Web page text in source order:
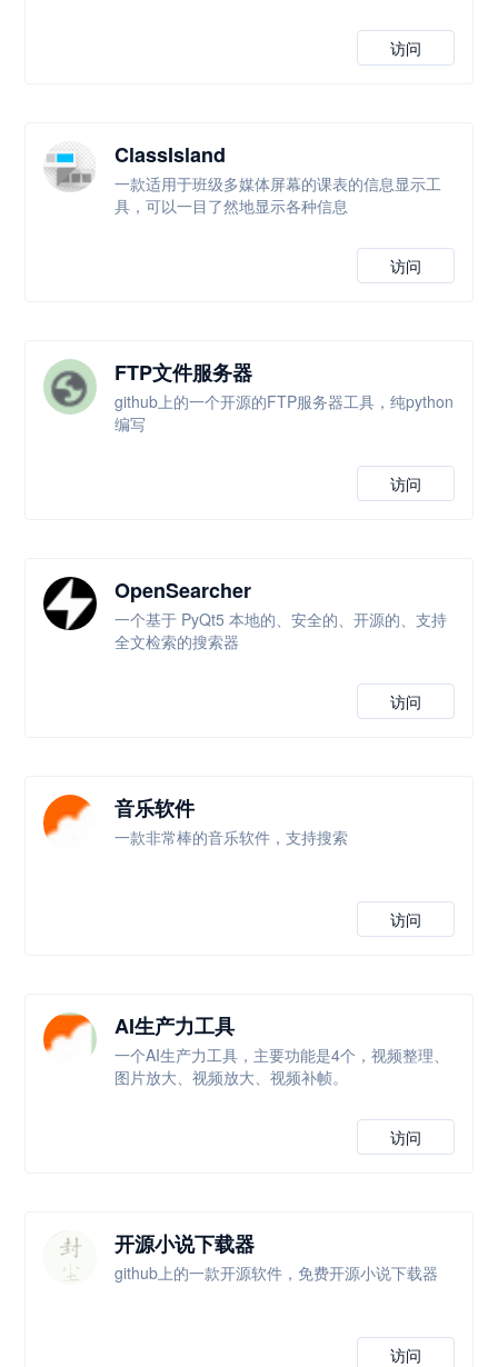
访问
ClassIsland
一款适用于班级多媒体屏幕的课表的信息显示工
具，可以一目了然地显示各种信息
访问
FTP文件服务器
github上的一个开源的FTP服务器工具，纯python
编写
访问
OpenSearcher
一个基于 PyQt5 本地的、安全的、开源的、支持
全文检索的搜索器
访问
音乐软件
一款非常棒的音乐软件，支持搜索
访问
AI生产力工具
一个AI生产力工具，主要功能是4个，视频整理、
图片放大、视频放大、视频补帧。
访问
开源小说下载器
github上的一款开源软件，免费开源小说下载器
访问